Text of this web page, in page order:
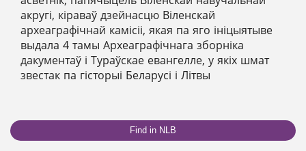
акругі, кіраваў дзейнасцю Віленскай
археаграфічнай камісіі, якая па яго ініцыятыве
выдала 4 тамы Археаграфічнага зборніка
дакументаў і Тураўскае евангелле, у якіх шмат
звестак па гісторыі Беларусі і Літвы
Find in NLB